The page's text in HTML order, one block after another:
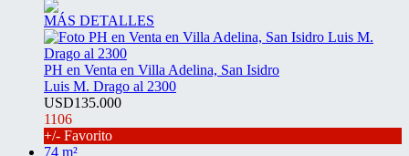
MÁS DETALLES
PH en Venta en Villa Adelina, San Isidro
Luis M. Drago al 2300
USD135.000
1106
+/- Favorito
74 m²